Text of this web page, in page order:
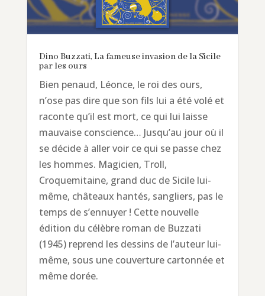
Dino Buzzati, La fameuse invasion de la Sicile
par les ours
Bien penaud, Léonce, le roi des ours,
n’ose pas dire que son fils lui a été volé et
raconte qu’il est mort, ce qui lui laisse
mauvaise conscience… Jusqu’au jour où il
se décide à aller voir ce qui se passe chez
les hommes. Magicien, Troll,
Croquemitaine, grand duc de Sicile lui-
même, châteaux hantés, sangliers, pas le
temps de s’ennuyer ! Cette nouvelle
édition du célèbre roman de Buzzati
(1945) reprend les dessins de l’auteur lui-
même, sous une couverture cartonnée et
même dorée.